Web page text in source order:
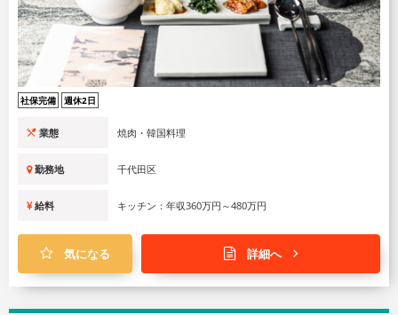
社保完備 週休2日
業態 焼肉・韓国料理
勤務地 千代田区
給料 キッチン：年収360万円～480万円
気になる 詳細へ